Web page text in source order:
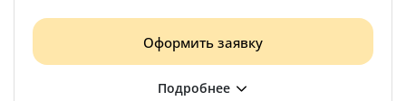
Оформить заявку